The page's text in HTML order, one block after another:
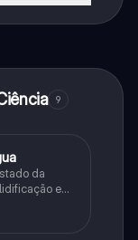
9
da
e